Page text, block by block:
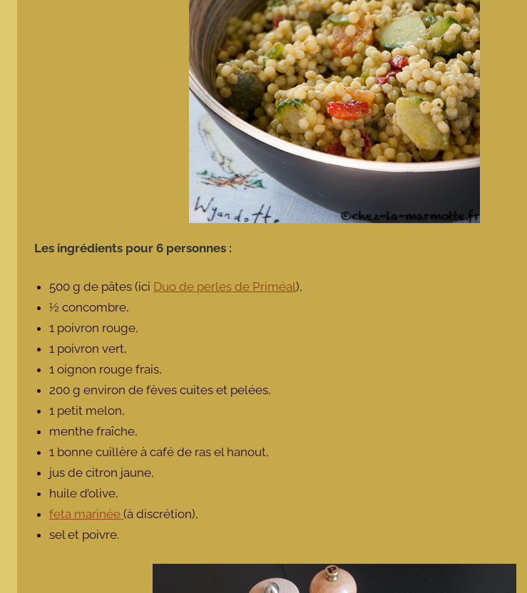
Les ingrédients pour 6 personnes :
500 g de pâtes (ici Duo de perles de Priméal),
½ concombre,
1 poivron rouge,
1 poivron vert,
1 oignon rouge frais,
200 g environ de fèves cuites et pelées,
1 petit melon,
menthe fraîche,
1 bonne cuillère à café de ras el hanout,
jus de citron jaune,
huile d’olive,
feta marinée(à discrétion),
sel et poivre.